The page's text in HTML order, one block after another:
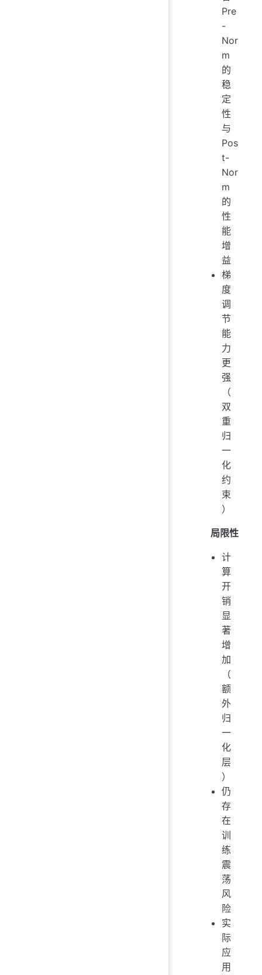
Pre
-
Nor
m
的
稳
定
性
与
Pos
t-
Nor
m
的
性
能
增
益
梯
度
调
节
能
力
更
强
（
双
重
归
一
化
约
束
）
局限性
计
算
开
销
显
著
增
加
（
额
外
归
一
化
层
）
仍
存
在
训
练
震
荡
风
险
实
际
应
用